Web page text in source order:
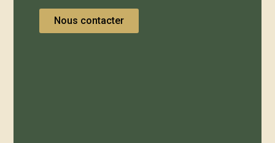
Nous contacter